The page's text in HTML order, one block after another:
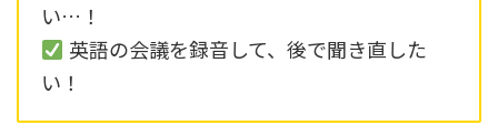
い…！
英語の会議を録音して、後で聞き直した
い！